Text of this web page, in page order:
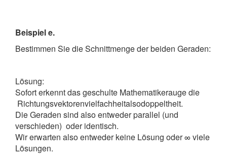
Beispiel e.
Bestimmen Sie die Schnittmenge der beiden Geraden:
Lösung:
Sofort erkennt das geschulte Mathematikerauge die
Richtungsvektorenvielfach­heitalsodoppeltheit.
Die Geraden sind also entweder parallel (und
verschieden) oder identisch.
Wir erwarten also entweder keine Lösung oder ∞ viele
Lösungen.